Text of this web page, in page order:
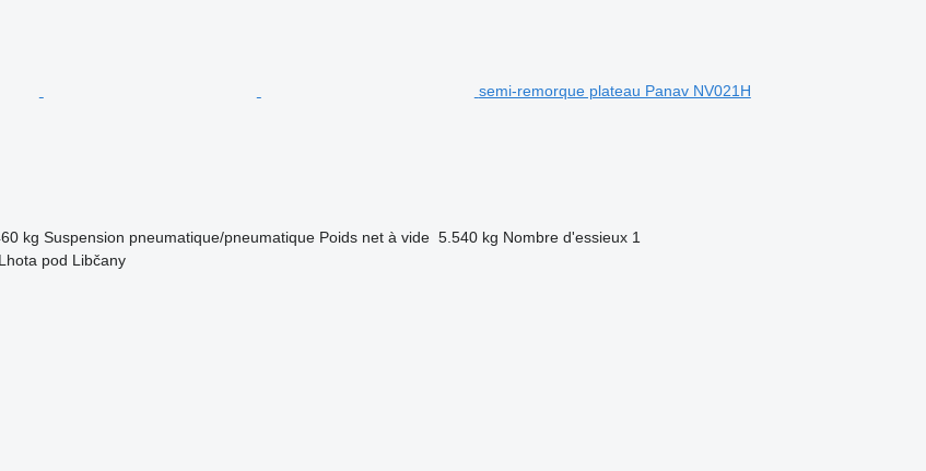
semi-remorque plateau Panav NV021H
kg Suspension pneumatique/pneumatique Poids net à vide 5.540 kg Nombre d'essieux 1
pod Libčany